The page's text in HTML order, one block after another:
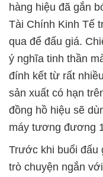
hàng hiệu đã gắn
Tài Chính Kinh Tế
qua để đấu giá.
ý nghĩa tinh thần
đính kết từ rất
sản xuất có hạn
đồng hồ hiệu sẽ
máy tương đương
Trước khi buổi đấu
trò chuyện ngắn